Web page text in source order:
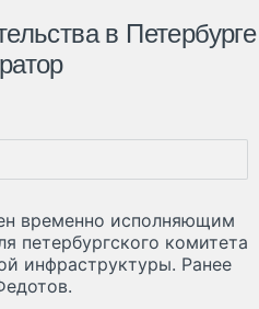
в Петербурге
временно исполняющим
петербургского комитета
инфраструктуры. Ранее